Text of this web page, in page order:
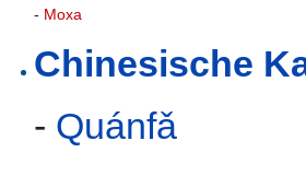
- Moxa
Chinesische
- Quánfǎ